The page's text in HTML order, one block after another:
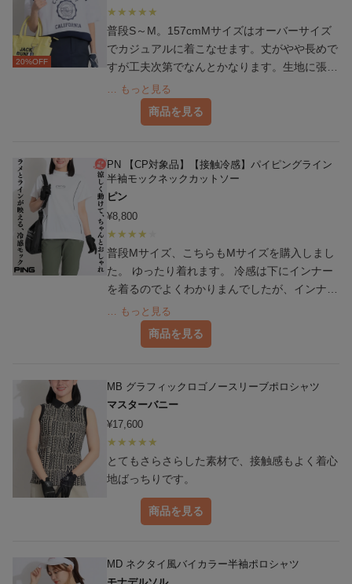
20%OFF
普段S～M。157cmMサイズはオーバーサイズ
でカジュアルに着こなせます。丈がやや長めで
すが工夫次第でなんとかなります。生地に張り
がある為型崩れしないです。
… もっと見る
商品を見る
PN 【CP対象品】【接触冷感】パイピングライン
半袖モックネックカットソー
ピン
¥8,800
普段Mサイズ、こちらもMサイズを購入しまし
た。 ゆったり着れます。 冷感は下にインナー
を着るのでよくわかりまんでしたが、インナー
を着ず、アームカバー等で着るなら涼しいのか
なと思いました。 モデルさんが着ていたよう
にグレー✕ブラックで着ると、とてもかわいか
りました。 でも、かわいかったので、そこを
… もっと見る
商品を見る
MB グラフィックロゴノースリーブポロシャツ
マスターバニー
¥17,600
とてもさらさらした素材で、接触感もよく着心
地ばっちりです。
商品を見る
MD ネクタイ風バイカラー半袖ポロシャツ